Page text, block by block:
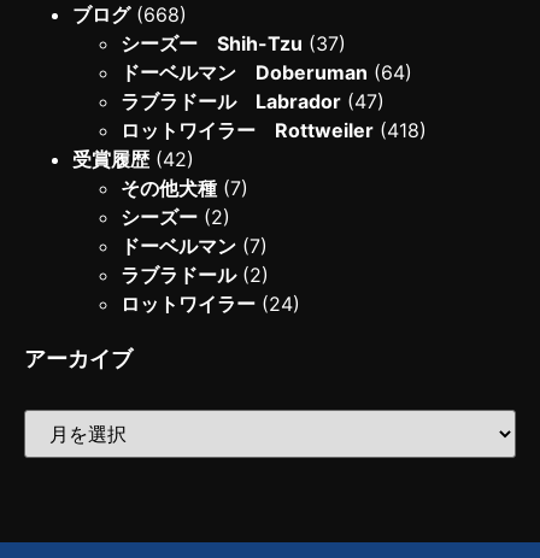
ブログ(668)
シーズー Shih-Tzu (37)
ドーベルマン Doberuman (64)
ラブラドール Labrador (47)
ロットワイラー Rottweiler (418)
受賞履歴(42)
その他犬種 (7)
シーズー (2)
ドーベルマン (7)
ラブラドール(2)
ロットワイラー (24)
アーカイブ